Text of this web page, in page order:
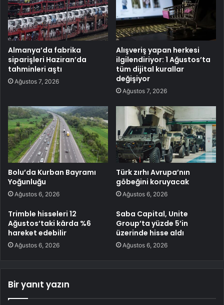
Almanya’da fabrika
siparişleri Haziran’da
tahminleri aştı
Ağustos 7, 2026
Alışveriş yapan herkesi
ilgilendiriyor: 1 Ağustos’ta
tüm dijital kurallar
değişiyor
Ağustos 7, 2026
Bolu’da Kurban Bayramı
Yoğunluğu
Ağustos 6, 2026
Türk zırhı Avrupa’nın
göbeğini koruyacak
Ağustos 6, 2026
Trimble hisseleri 12
Ağustos’taki kârda %6
hareket edebilir
Ağustos 6, 2026
Saba Capital, Unite
Group’ta yüzde 5’in
üzerinde hisse aldı
Ağustos 6, 2026
Bir yanıt yazın